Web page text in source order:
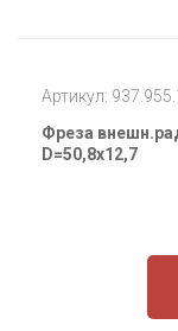
Артикул:
Фреза
D=50,8x12,7